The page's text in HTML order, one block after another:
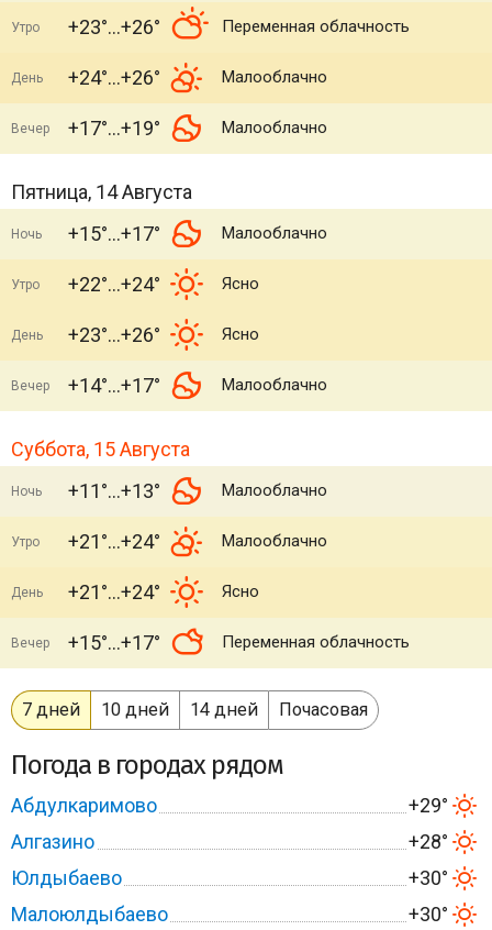
Утро +23° +26° Переменная облачность
День +24° +26° Малооблачно
Вечер +17° +19° Малооблачно
Пятница, 14 Августа
Ночь +15° +17° Малооблачно
Утро +22° +24° Ясно
День +23° +26° Ясно
Вечер +14° +17° Малооблачно
Суббота, 15 Августа
Ночь +11° +13° Малооблачно
Утро +21° +24° Малооблачно
День +21° +24° Ясно
Вечер +15° +17° Переменная облачность
7 дней 10 дней 14 дней Почасовая
Погода в городах рядом
Абдулкаримово
+29°
Алгазино
+28°
Юлдыбаево
+30°
Малоюлдыбаево
+30°